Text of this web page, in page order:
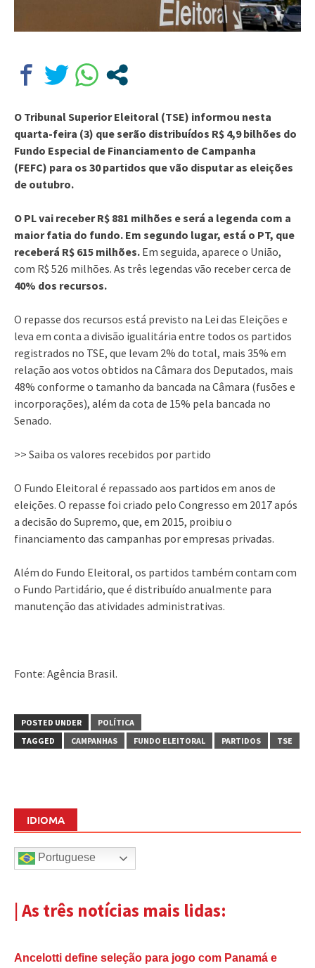
O Tribunal Superior Eleitoral (TSE) informou nesta
quarta-feira (3) que serão distribuídos R$ 4,9 bilhões do
Fundo Especial de Financiamento de Campanha
(FEFC) para os 30 partidos que vão disputar as eleições
de outubro.
O PL vai receber R$ 881 milhões e será a legenda com a
maior fatia do fundo. Em segundo lugar, está o PT, que
receberá R$ 615 milhões. Em seguida, aparece o União,
com R$ 526 milhões. As três legendas vão receber cerca de
40% dos recursos.
O repasse dos recursos está previsto na Lei das Eleições e
leva em conta a divisão igualitária entre todos os partidos
registrados no TSE, que levam 2% do total, mais 35% em
relação aos votos obtidos na Câmara dos Deputados, mais
48% conforme o tamanho da bancada na Câmara (fusões e
incorporações), além da cota de 15% pela bancada no
Senado.
>> Saiba os valores recebidos por partido
O Fundo Eleitoral é repassado aos partidos em anos de
eleições. O repasse foi criado pelo Congresso em 2017 após
a decisão do Supremo, que, em 2015, proibiu o
financiamento das campanhas por empresas privadas.
Além do Fundo Eleitoral, os partidos também contam com
o Fundo Partidário, que é distribuído anualmente para
manutenção das atividades administrativas.
Fonte: Agência Brasil.
POSTED UNDER
POLÍTICA
TAGGED
CAMPANHAS FUNDO ELEITORAL PARTIDOS TSE
IDIOMA
Portuguese
| As três notícias mais lidas:
Ancelotti define seleção para jogo com Panamá e